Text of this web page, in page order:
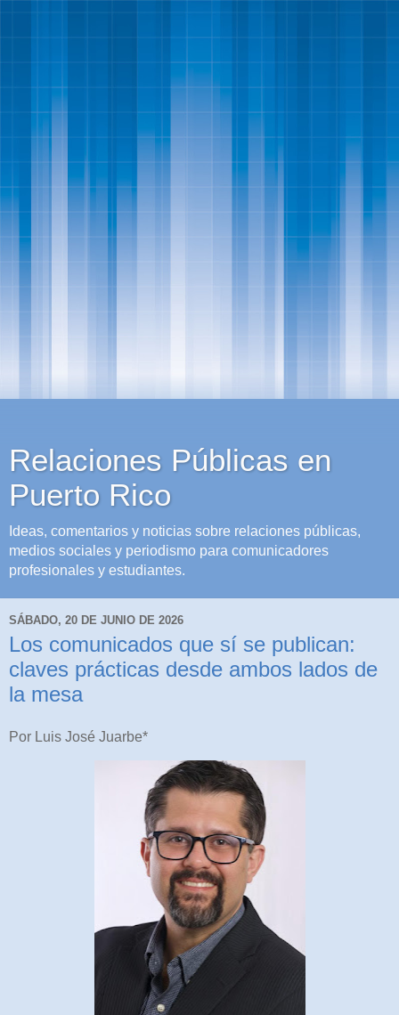
Relaciones Públicas en
Puerto Rico
Ideas, comentarios y noticias sobre relaciones públicas,
medios sociales y periodismo para comunicadores
profesionales y estudiantes.
SÁBADO, 20 DE JUNIO DE 2026
Los comunicados que sí se publican:
claves prácticas desde ambos lados de
la mesa
Por Luis José Juarbe*